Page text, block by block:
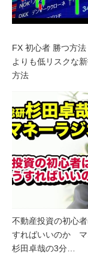
FX 初心者 勝つ方
よりも低リスクな
方法
不動産投資の初心
すればいいのか マ
杉田卓哉の3分…